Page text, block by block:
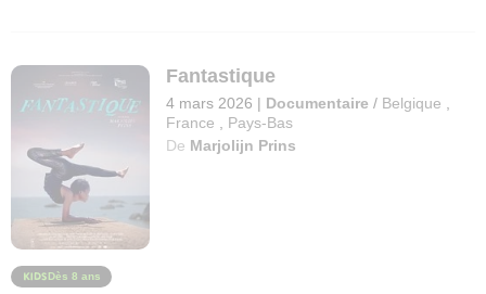
Fantastique
4 mars 2026 | Documentaire / Belgique
France
Pays-Bas
De Marjolijn Prins
Dès 8 ans